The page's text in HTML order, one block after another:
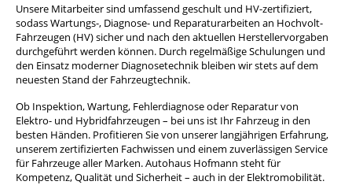
Unsere Mitarbeiter sind umfassend geschult und HV-zertifiziert,
sodass Wartungs-, Diagnose- und Reparaturarbeiten an Hochvolt-
Fahrzeugen (HV) sicher und nach den aktuellen Herstellervorgaben
durchgeführt werden können. Durch regelmäßige Schulungen und
den Einsatz moderner Diagnosetechnik bleiben wir stets auf dem
neuesten Stand der Fahrzeugtechnik.
Ob Inspektion, Wartung, Fehlerdiagnose oder Reparatur von
Elektro- und Hybridfahrzeugen – bei uns ist Ihr Fahrzeug in den
besten Händen. Profitieren Sie von unserer langjährigen Erfahrung,
unserem zertifizierten Fachwissen und einem zuverlässigen Service
für Fahrzeuge aller Marken. Autohaus Hofmann steht für
Kompetenz, Qualität und Sicherheit – auch in der Elektromobilität.